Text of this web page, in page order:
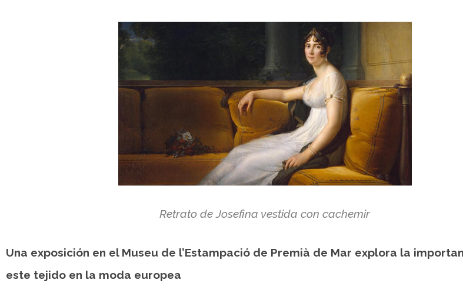
Retrato de Josefina vestida con cachemir
Una exposición en el Museu de l’Estampació de Premià de Mar explora la
este tejido en la moda europea